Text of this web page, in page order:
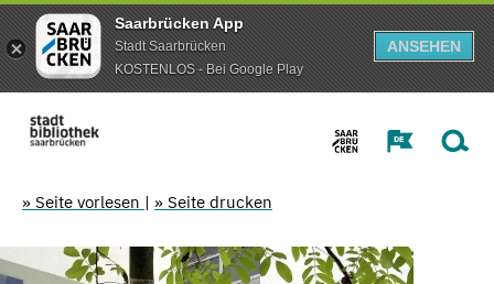
Saarbrücken App
Stadt Saarbrücken
KOSTENLOS - Bei Google Play
ANSEHEN
» Seite vorlesen | » Seite drucken